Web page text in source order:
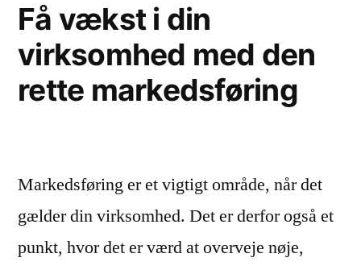
Få vækst i din
virksomhed med den
rette markedsføring
Markedsføring er et vigtigt område, når det
gælder din virksomhed. Det er derfor også et
punkt, hvor det er værd at overveje nøje,